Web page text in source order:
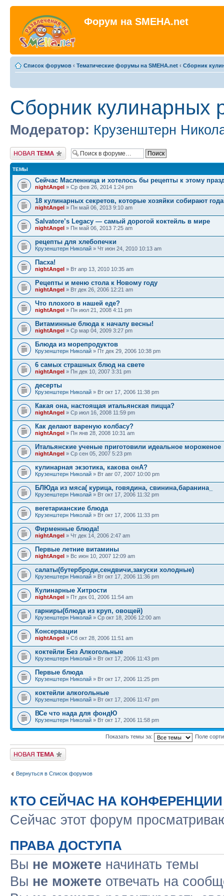
Форум на SMEHA.net
Список форумов ‹ Тематические форумы на SMEHA.net ‹ Сборник
Сборник кулинарных
Модератор: Крузенштерн
Новая тема
ТЕМЫ
Сейчас Масленница и хотелось бы рецепты к этому
nightAngel » Ср фев 26, 2014 1:24 pm
18 кулинарных секретов, которые хозяйки собирают
nightAngel » Пн май 06, 2013 9:10 am
Salvatore’s Legacy — самый дорогой коктейль в мире
nightAngel » Пн май 06, 2013 7:25 am
рецепты для хлебопечки
Крузенштерн Николай » Чт июн 24, 2010 10:13 am
Пасха!
nightAngel » Вт апр 13, 2010 10:35 am
Рецепты и меню стола к Новому году
nightAngel » Вт дек 26, 2006 12:21 am
Что плохого в нашей еде?
nightAngel » Пн июл 21, 2008 4:11 pm
Витаминные блюда к началу весны!
nightAngel » Ср мар 04, 2009 3:27 pm
Блюда из морепродуктов
Крузенштерн Николай » Пт дек 29, 2006 10:38 pm
6 самых страшных блюд на свете
nightAngel » Пн дек 10, 2007 3:31 pm
десерты
Крузенштерн Николай » Вт окт 17, 2006 11:38 pm
Какая она, настоящая итальянская пицца?
nightAngel » Ср июл 16, 2008 11:59 pm
Как делают вареную колбасу?
nightAngel » Пн янв 28, 2008 10:31 am
Итальянские ученые приготовили идеальное мороженое
nightAngel » Ср сен 05, 2007 5:23 pm
кулинарная экзотика, какова онА?
Крузенштерн Николай » Вт авг 07, 2007 10:00 pm
БЛЮда из мяса( курица, говядина, свинина,баранина_
Крузенштерн Николай » Вт окт 17, 2006 11:32 pm
вегетарианские блюда
Крузенштерн Николай » Вт окт 17, 2006 11:33 pm
Фирменные блюда!
nightAngel » Чт дек 14, 2006 2:47 am
Первые летние витамины
nightAngel » Вс июн 10, 2007 12:09 am
салаты(бутерброди,сендвичи,закуски холодные)
Крузенштерн Николай » Вт окт 17, 2006 11:36 pm
Кулинарные Хитрости
nightAngel » Пт дек 01, 2006 11:54 am
гарниры(блюда из круп, овощей)
Крузенштерн Николай » Ср окт 18, 2006 12:00 am
Консервации
nightAngel » Сб окт 28, 2006 11:51 am
коктейли Без Алкогольные
Крузенштерн Николай » Вт окт 17, 2006 11:43 pm
Первые блюда
Крузенштерн Николай » Вт окт 17, 2006 11:25 pm
коктейли алкогольные
Крузенштерн Николай » Вт окт 17, 2006 11:47 pm
ВСе что нада для фондЮ
Крузенштерн Николай » Вт окт 17, 2006 11:58 pm
Показать темы за: Поле
Новая тема
Вернуться в Список форумов
КТО СЕЙЧАС НА КОНФЕРЕНЦИИ
Сейчас этот форум
ПРАВА ДОСТУПА
Вы не можете начинать темы
Вы не можете отвечать на